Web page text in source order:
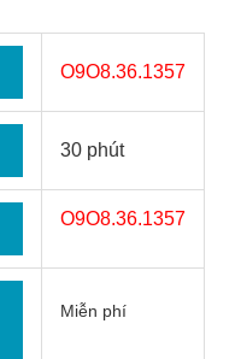
O9O8.36.1357
30 phút
O9O8.36.1357
Miễn phí